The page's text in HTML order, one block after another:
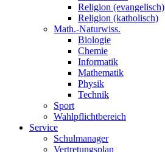
Religion (evangelisch)
Religion (katholisch)
Math.-Naturwiss.
Biologie
Chemie
Informatik
Mathematik
Physik
Technik
Sport
Wahlpflichtbereich
Service
Schulmanager
Vertretungsplan